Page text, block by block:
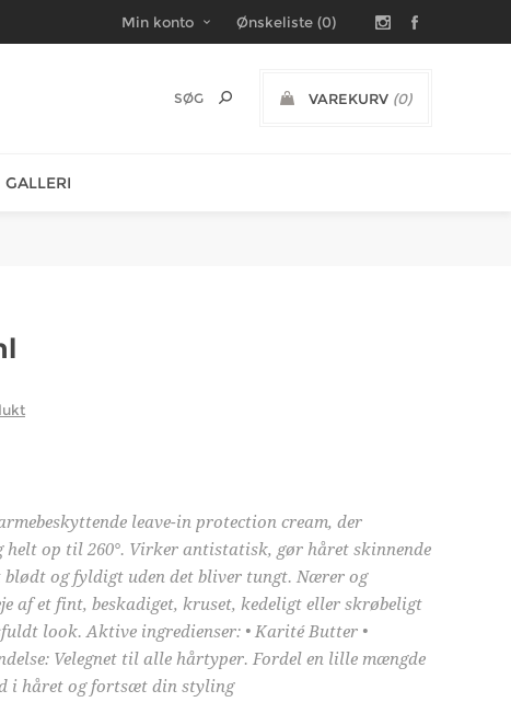
Min konto Ønskeliste (0)
VAREKURV (0)
GALLERI
leave-in protection cream, der
op til 260°. Virker antistatisk, gør håret skinnende
og fyldigt uden det bliver tungt. Nærer og
af et fint, beskadiget, kruset, kedeligt eller skrøbeligt
look. Aktive ingredienser: • Karité Butter •
Velegnet til alle hårtyper. Fordel en lille mængde
i håret og fortsæt din styling